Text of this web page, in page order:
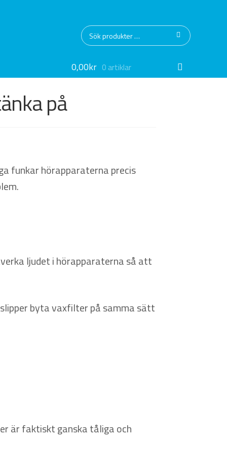
Sök
efter:
Sök
0,00kr 0 artiklar
på
funkar hörapparaterna precis
ljudet i hörapparaterna så att
byta vaxfilter på samma sätt
är faktiskt ganska tåliga och